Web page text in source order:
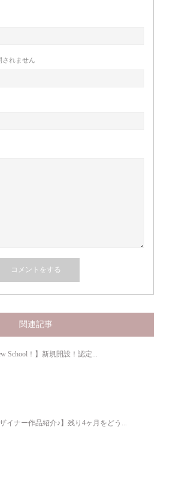
れません
関連記事
School！】新規開設！認定...
ザイナー作品紹介♪】残り4ヶ月をどう...